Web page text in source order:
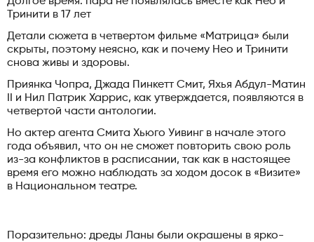
Тринити в 17 лет
Детали сюжета в четвертом фильме «Матрица» были
скрыты, поэтому неясно, как и почему Нео и Тринити
снова живы и здоровы.
Приянка Чопра, Джада Пинкетт Смит, Яхья Абдул-Матин
II и Нил Патрик Харрис, как утверждается, появляются в
четвертой части антологии.
Но актер агента Смита Хьюго Уивинг в начале этого
года объявил, что он не сможет повторить свою роль
из-за конфликтов в расписании, так как в настоящее
время его можно наблюдать за ходом досок в «Визите»
в Национальном театре.
Поразительно: дреды Ланы были окрашены в ярко-